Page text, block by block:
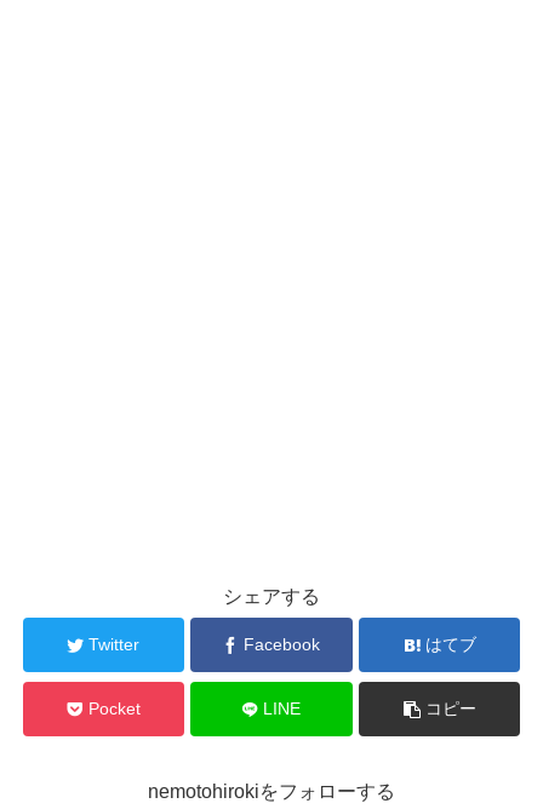
シェアする
Twitter Facebook はてブ
Pocket LINE コピー
nemotohirokiをフォローする